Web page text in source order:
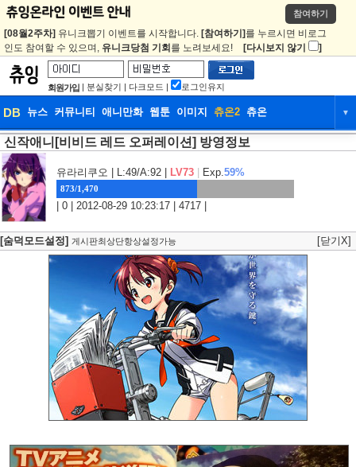
참여하기
[08월2주차] 유니크뽑기 이벤트를 시작합니다. [참여하기] 를 누르시면 비로그
인도 참여할 수 있으며, 유니크당첨 기회 를 노려보세요! [다시보지 않기 ]
회원가입 | 분실찾기 | 다크모드 | 로그인유지
DB 뉴스 커뮤니티 애니만화 웹툰 이미지 츄온2 츄온 ▼
DB 뉴스 커뮤니티
웹툰 이미지 츄온2
신작애니[비비드 레드 오퍼레이션] 방영정보
유라리쿠오 | L:49/A:92 | LV73 Exp.59%
873/1,470
| 0 | 2012-08-29 10:23:17 | 4717 |
[숨덕모드설정] 게시판최상단항상설정가능 [닫기X]